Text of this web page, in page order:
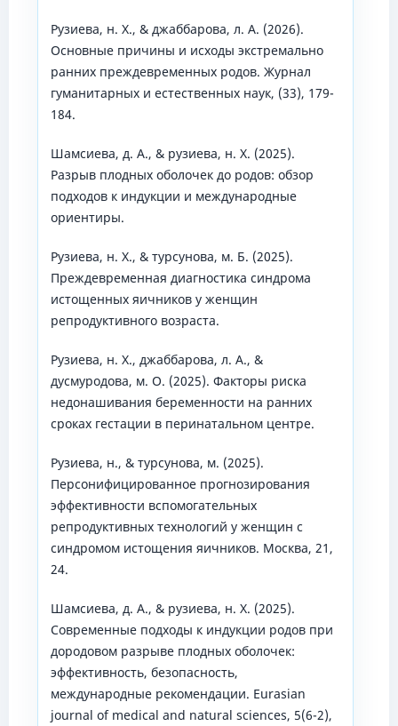
Рузиева, н. Х., & джаббарова, л. А. (2026).
Основные причины и исходы экстремально
ранних преждевременных родов. Журнал
гуманитарных и естественных наук, (33), 179-
184.
Шамсиева, д. А., & рузиева, н. Х. (2025).
Разрыв плодных оболочек до родов: обзор
подходов к индукции и международные
ориентиры.
Рузиева, н. Х., & турсунова, м. Б. (2025).
Преждевременная диагностика синдрома
истощенных яичников у женщин
репродуктивного возраста.
Рузиева, н. Х., джаббарова, л. А., &
дусмуродова, м. О. (2025). Факторы риска
недонашивания беременности на ранних
сроках гестации в перинатальном центре.
Рузиева, н., & турсунова, м. (2025).
Персонифицированное прогнозирования
эффективности вспомогательных
репродуктивных технологий у женщин с
синдромом истощения яичников. Москва, 21,
24.
Шамсиева, д. А., & рузиева, н. Х. (2025).
Современные подходы к индукции родов при
дородовом разрыве плодных оболочек:
эффективность, безопасность,
международные рекомендации. Eurasian
journal of medical and natural sciences, 5(6-2),